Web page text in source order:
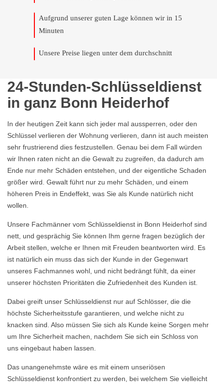
Aufgrund unserer guten Lage können wir in 15
Minuten
Unsere Preise liegen unter dem durchschnitt
24-Stunden-Schlüsseldienst
in ganz Bonn Heiderhof
In der heutigen Zeit kann sich jeder mal aussperren, oder den
Schlüssel verlieren der Wohnung verlieren, dann ist auch meisten
sehr frustrierend dies festzustellen. Genau bei dem Fall würden
wir Ihnen raten nicht an die Gewalt zu zugreifen, da dadurch am
Ende nur mehr Schäden entstehen, und der eigentliche Schaden
größer wird. Gewalt führt nur zu mehr Schäden, und einem
höheren Preis in Endeffekt, was Sie als Kunde natürlich nicht
wollen.
Unsere Fachmänner vom Schlüsseldienst in Bonn Heiderhof sind
nett, und gesprächig Sie können Ihm gerne fragen bezüglich der
Arbeit stellen, welche er Ihnen mit Freuden beantworten wird. Es
ist natürlich ein muss das sich der Kunde in der Gegenwart
unseres Fachmannes wohl, und nicht bedrängt fühlt, da einer
unserer höchsten Prioritäten die Zufriedenheit des Kunden ist.
Dabei greift unser Schlüsseldienst nur auf Schlösser, die die
höchste Sicherheitsstufe garantieren, und welche nicht zu
knacken sind. Also müssen Sie sich als Kunde keine Sorgen mehr
um Ihre Sicherheit machen, nachdem Sie sich ein Schloss von
uns eingebaut haben lassen.
Das unangenehmste wäre es mit einem unseriösen
Schlüsseldienst konfrontiert zu werden, bei welchem Sie vielleicht